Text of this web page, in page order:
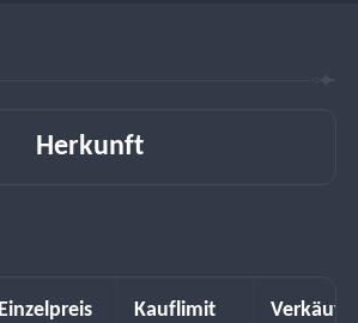
Herkunft
Einzelpreis Kauflimit